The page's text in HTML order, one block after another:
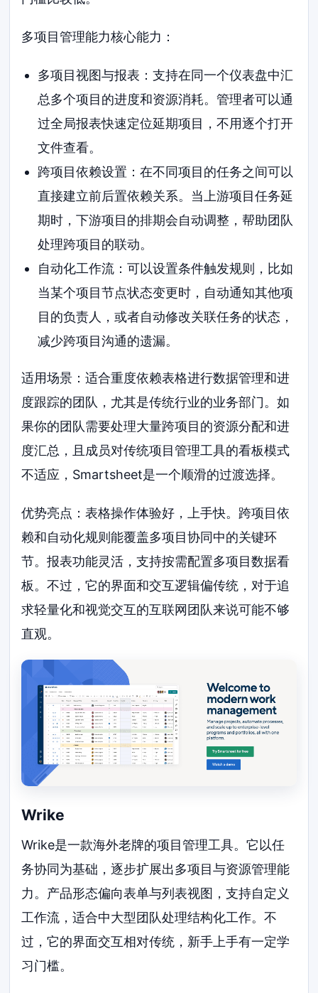
多项目管理能力核心能力：
多项目视图与报表：支持在同一个仪表盘中汇
总多个项目的进度和资源消耗。管理者可以通
过全局报表快速定位延期项目，不用逐个打开
文件查看。
跨项目依赖设置：在不同项目的任务之间可以
直接建立前后置依赖关系。当上游项目任务延
期时，下游项目的排期会自动调整，帮助团队
处理跨项目的联动。
自动化工作流：可以设置条件触发规则，比如
当某个项目节点状态变更时，自动通知其他项
目的负责人，或者自动修改关联任务的状态，
减少跨项目沟通的遗漏。
适用场景：适合重度依赖表格进行数据管理和进
度跟踪的团队，尤其是传统行业的业务部门。如
果你的团队需要处理大量跨项目的资源分配和进
度汇总，且成员对传统项目管理工具的看板模式
不适应，Smartsheet是一个顺滑的过渡选择。
优势亮点：表格操作体验好，上手快。跨项目依
赖和自动化规则能覆盖多项目协同中的关键环
节。报表功能灵活，支持按需配置多项目数据看
板。不过，它的界面和交互逻辑偏传统，对于追
求轻量化和视觉交互的互联网团队来说可能不够
直观。
Wrike
Wrike是一款海外老牌的项目管理工具。它以任
务协同为基础，逐步扩展出多项目与资源管理能
力。产品形态偏向表单与列表视图，支持自定义
工作流，适合中大型团队处理结构化工作。不
过，它的界面交互相对传统，新手上手有一定学
习门槛。